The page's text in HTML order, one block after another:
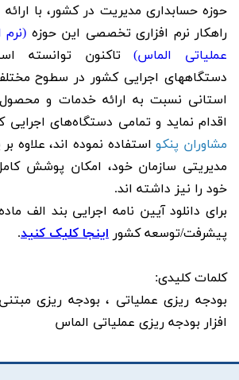
حوزه حسابداری مدیریت در کشور، با
راهکار نرم افزاری تخصصی این حوزه (نرم
عملیاتی الماس)تاکنون توانسته
دستگاههای اجرایی کشور در سطوح
استانی نسبت به ارائه خدمات و محصول
اقدام نماید و تمامی دستگاه‌های اجرایی
مشاوران پنکواستفاده نموده اند، علاوه
مدیریتی سازمان خود، امکان پوشش
خود را نیز داشته اند.
پیشرفت/توسعه کشور اینجا کلیک کنید.
کلمات کلیدی:
بودجه ریزی عملیاتی ، بودجه ریزی
افزار بودجه ریزی عملیاتی الماس